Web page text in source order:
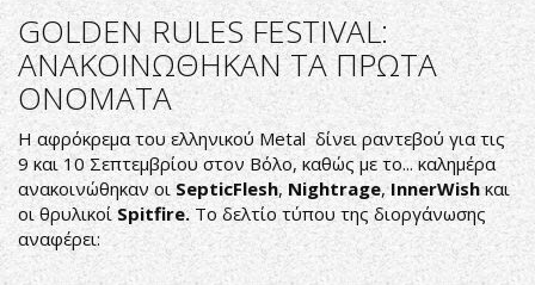
GOLDEN RULES FESTIVAL:
ΑΝΑΚΟΙΝΩΘΗΚΑΝ ΤΑ ΠΡΩΤΑ
ΟΝΟΜΑΤΑ
Η αφρόκρεμα του ελληνικού Metal δίνει ραντεβού για τις
9 και 10 Σεπτεμβρίου στον Βόλο, καθώς με το... καλημέρα
ανακοινώθηκαν οι SepticFlesh, Nightrage,InnerWishκαι
οι θρυλικοί Spitfire.Το δελτίο τύπου της διοργάνωσης
αναφέρει: